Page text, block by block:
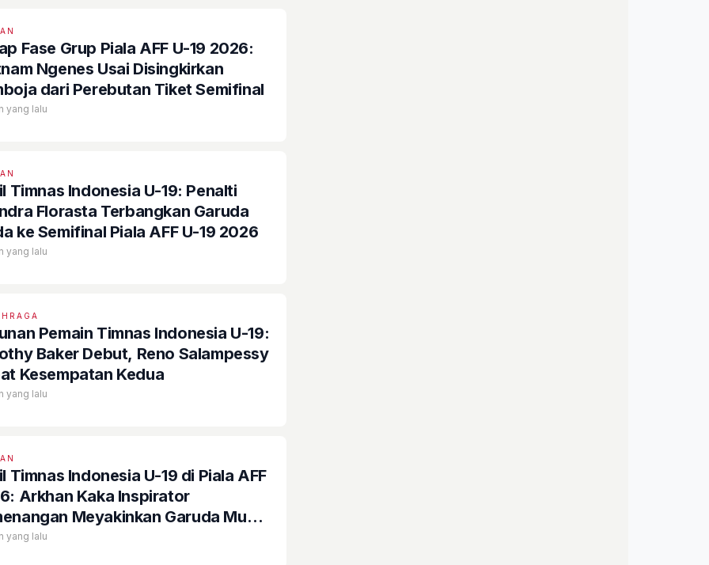
Fase Grup Piala AFF U-19 2026:
Ngenes Usai Disingkirkan
dari Perebutan Tiket Semifinal
yang lalu
Timnas Indonesia U-19: Penalti
Florasta Terbangkan Garuda
ke Semifinal Piala AFF U-19 2026
yang lalu
Pemain Timnas Indonesia U-19:
Baker Debut, Reno Salampessy
Kesempatan Kedua
yang lalu
Timnas Indonesia U-19 di Piala AFF
Arkhan Kaka Inspirator
Meyakinkan Garuda Muda
yang lalu